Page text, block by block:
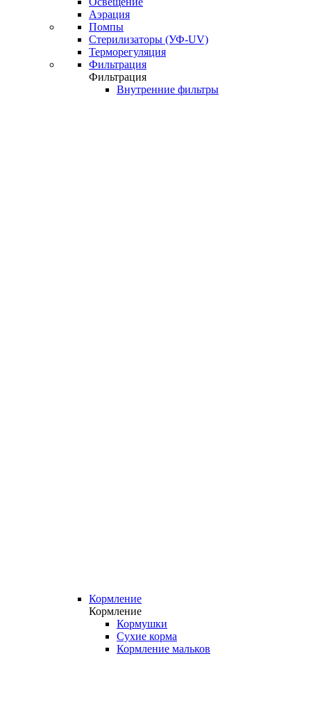
Аэрация
Помпы
Стерилизаторы (УФ-UV)
Терморегуляция
Фильтрация
Фильтрация
Внутренние фильтры
Кормление
Кормление
Кормушки
Сухие корма
Кормление мальков